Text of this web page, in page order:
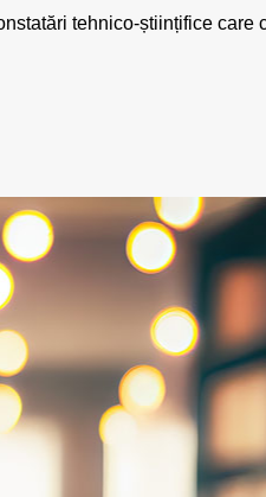
tehnico-științifice care